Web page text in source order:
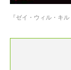
『ゼイ・ウィル・キ